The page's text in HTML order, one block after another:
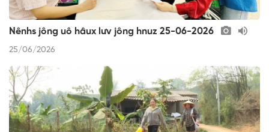
Nênhs jông uô hâux lưv jông hnuz 25-06-2026
25/06/2026